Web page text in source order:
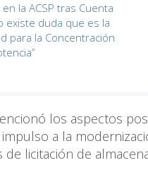
la ACSP tras Cuenta
existe duda que es la
para la Concentración
los aspectos
a la
licitación de